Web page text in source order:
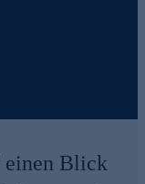
einen Blick